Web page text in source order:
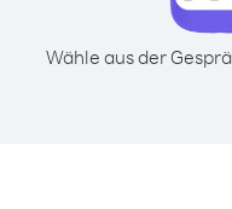
Wähle aus der